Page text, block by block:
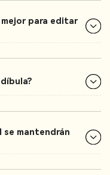
para editar
se mantendrán